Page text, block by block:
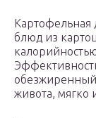
Картофельная
блюд из
обезжиренный
живота, мягко